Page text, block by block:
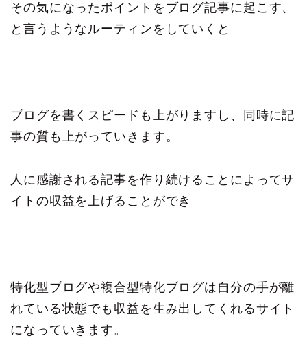
その気になったポイントをブログ記事に起こす、
と言うようなルーティンをしていくと
ブログを書くスピードも上がりますし、同時に記
事の質も上がっていきます。
人に感謝される記事を作り続けることによってサ
イトの収益を上げることができ
特化型ブログや複合型特化ブログは自分の手が離
れている状態でも収益を生み出してくれるサイト
になっていきます。